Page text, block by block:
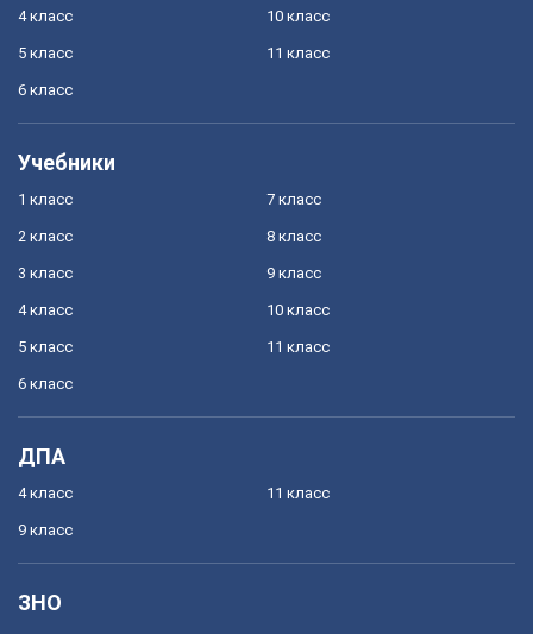
4 класс
5 класс
6 класс
10 класс
11 класс
Учебники
1 класс
2 класс
3 класс
4 класс
5 класс
6 класс
7 класс
8 класс
9 класс
10 класс
11 класс
ДПА
4 класс
9 класс
11 класс
ЗНО